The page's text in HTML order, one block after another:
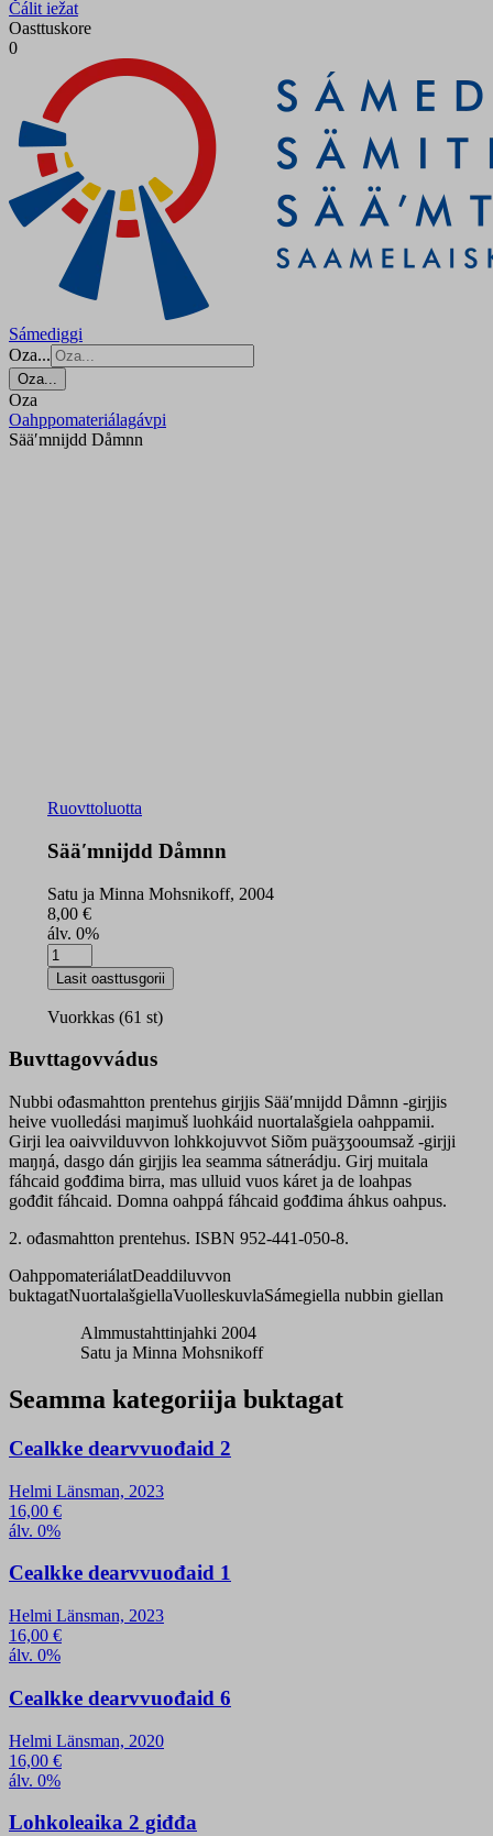
Čálit iežat
Oasttuskore
0
Sámediggi
Oza...
Oza...
Oza
Oahppomateriálagávpi
Sääʹmnijdd Dåmnn
Ruovttoluotta
Sääʹmnijdd Dåmnn
Satu ja Minna Mohsnikoff, 2004
8,00 €
álv. 0%
Sääʹmnijdd
Dåmnn
quantity
Lasit oasttusgorii
Vuorkkas (61 st)
Buvttagovvádus
Nubbi ođasmahtton prentehus girjjis Sääʹmnijdd Dåmnn -girjjis
heive vuolledási maŋimuš luohkáid nuortalašgiela oahppamii.
Girji lea oaivvilduvvon lohkkojuvvot Siõm puäʒʒooumsaž -girjji
maŋŋá, dasgo dán girjjis lea seamma sátnerádju. Girj muitala
fáhcaid gođđima birra, mas ulluid vuos káret ja de loahpas
gođđit fáhcaid. Domna oahppá fáhcaid gođđima áhkus oahpus.
2. ođasmahtton prentehus. ISBN 952-441-050-8.
OahppomateriálatDeaddiluvvon
buktagatNuortalašgiellaVuolleskuvlaSámegiella nubbin giellan
Almmustahttinjahki 2004
Satu ja Minna Mohsnikoff
Seamma kategoriija buktagat
Cealkke dearvvuođaid 2
Helmi Länsman, 2023
16,00 €
álv. 0%
Cealkke dearvvuođaid 1
Helmi Länsman, 2023
16,00 €
álv. 0%
Cealkke dearvvuođaid 6
Helmi Länsman, 2020
16,00 €
álv. 0%
Lohkoleaika 2 giđđa